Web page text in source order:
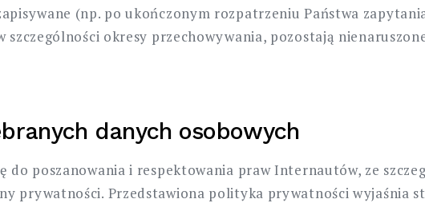
(np. po ukończonym rozpatrzeniu Państwa
szczególności okresy przechowywania, pozostają
danych osobowych
do poszanowania i respektowania praw Internautów, ze
prywatności. Przedstawiona polityka prywatności wyjaśnia